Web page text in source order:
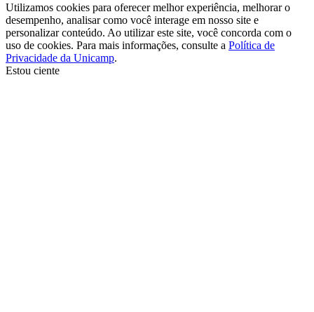
Utilizamos cookies para oferecer melhor experiência, melhorar o
desempenho, analisar como você interage em nosso site e
personalizar conteúdo. Ao utilizar este site, você concorda com o
uso de cookies. Para mais informações, consulte a Política de
Privacidade da Unicamp.
Estou ciente